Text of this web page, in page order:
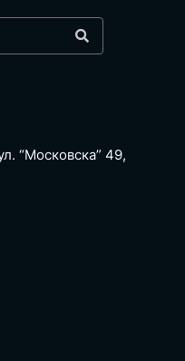
“Московска” 49,